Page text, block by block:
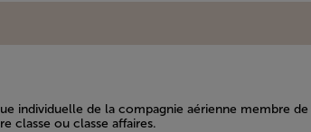
individuelle de la compagnie aérienne membre de
classe ou classe affaires.